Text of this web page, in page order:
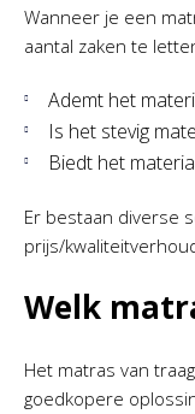
Wanneer je een
aantal zaken te
Ademt het
Is het stevig
Biedt het
Er bestaan diverse
prijs/
Welk
Het matras van
goedkopere